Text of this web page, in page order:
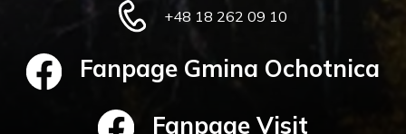
+48 18 262 09 10
Fanpage Gmina Ochotnica
Fanpage Visit